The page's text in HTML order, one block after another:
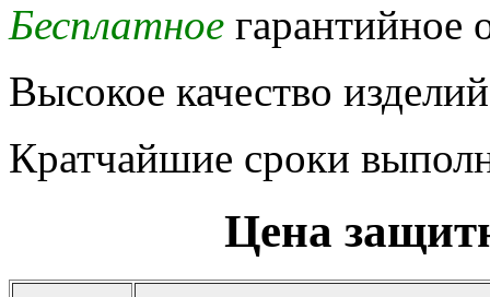
Бесплатное гарантийное
Высокое качество
Кратчайшие сроки
Цена